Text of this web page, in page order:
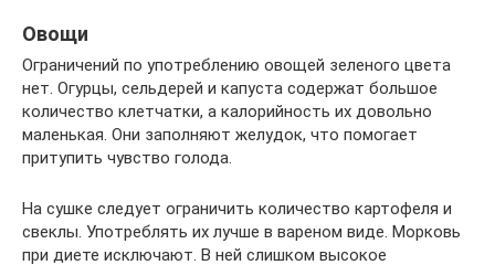
Овощи
Ограничений по употреблению овощей зеленого цвета
нет. Огурцы, сельдерей и капуста содержат большое
количество клетчатки, а калорийность их довольно
маленькая. Они заполняют желудок, что помогает
притупить чувство голода.
На сушке следует ограничить количество картофеля и
свеклы. Употреблять их лучше в вареном виде. Морковь
при диете исключают. В ней слишком высокое